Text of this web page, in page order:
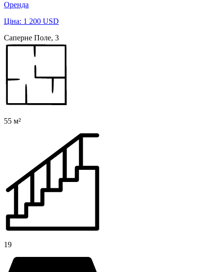
Оренда
Ціна: 1 200 USD
Саперне Поле, 3
55 м²
19